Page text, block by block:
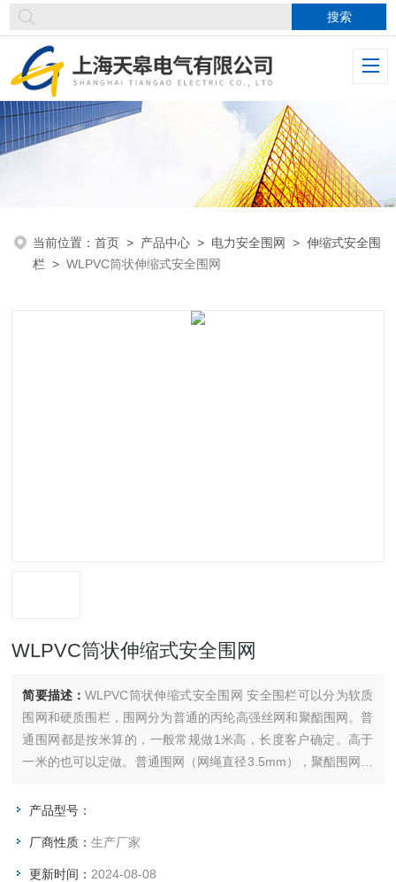
当前位置：首页 > 产品中心 > 电力安全围网 >伸缩式安全围
栏 >WLPVC筒状伸缩式安全围网
WLPVC筒状伸缩式安全围网
简要描述：WLPVC筒状伸缩式安全围网 安全围栏可以分为软质
围网和硬质围栏，围网分为普通的丙纶高强丝网和聚酯围网。普
通围网都是按米算的，一般常规做1米高，长度客户确定。高于
一米的也可以定做。普通围网（网绳直径3.5mm），聚酯围网。
再长一些，但是不要超过5米的间距。安全围栏的支架分为墩式
产品型号：
厂商性质：生产厂家
更新时间： 2024-08-08